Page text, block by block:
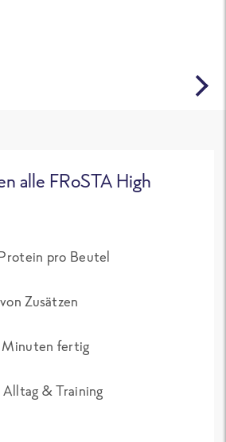
alle FRoSTA High
pro Beutel
Zusätzen
Minuten fertig
& Training